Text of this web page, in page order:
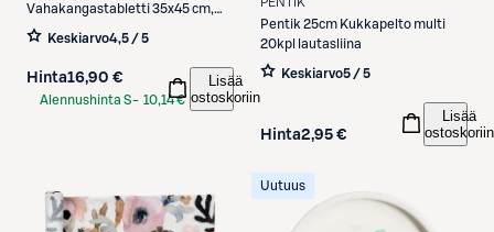
Vahakangastabletti 35x45 cm,
vaaleanpunainen
Keskiarvo4,5 / 5
Hinta16,90 €
Alennushinta S- 10,14 €
Lisää
ostoskoriin
Pentik 25cm Kukkapelto multi
20kpl lautasliina
Keskiarvo5 / 5
Hinta2,95 €
Lisää
ostoskoriin
Uutuus